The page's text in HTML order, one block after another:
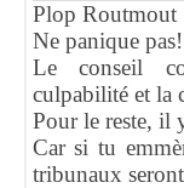
Plop Routmout
Ne panique
Le conseil
culpabilité et la
Pour le reste, il
Car si tu
tribunaux